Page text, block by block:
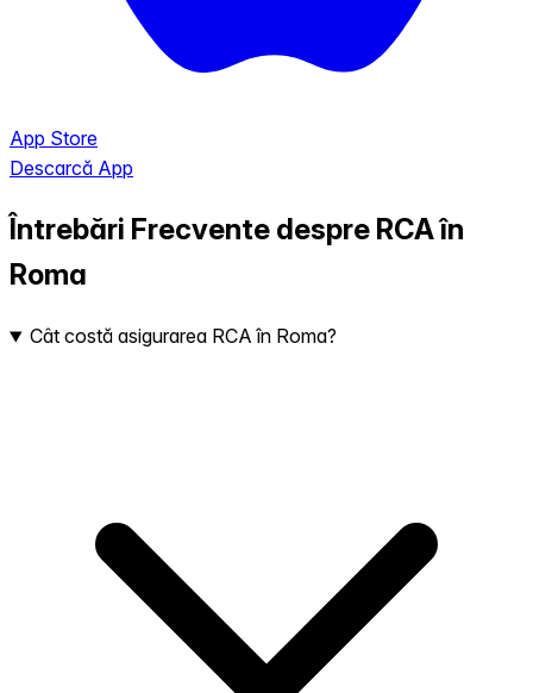
App Store
Descarcă App
Întrebări Frecvente despre RCA în
Roma
Cât costă asigurarea RCA în Roma?